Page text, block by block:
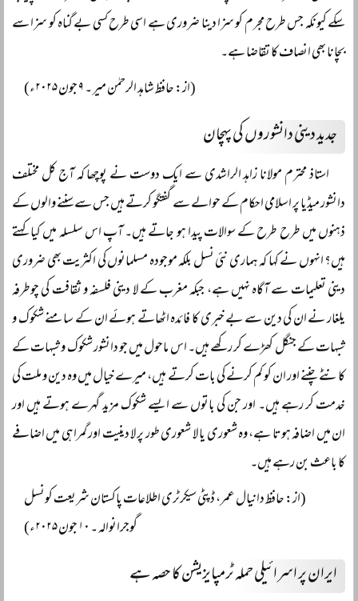
سکے کیونکہ جس طرح مجرم کو سزا دینا ضروری ہے اسی طرح کسی بے گناہ کو سزا سے
بچانا بھی انصاف کا تقاضا ہے۔
(از: حافظ شاہد الرحمٰن میر ۔ ۹ جون ۲۰۲۵ء)
جدید دینی دانشوروں کی پہچان
استاذ محترم مولانا زاہد الراشدی سے ایک دوست نے پوچھا کہ آج کل مختلف
دانشور میڈیا پر اسلامی احکام کے حوالے سے گفتگو کرتے ہیں جس سے سننے والوں کے
ذہنوں میں طرح طرح کے سوالات پیدا ہو جاتے ہیں۔ آپ اس سلسلہ میں کیا کہتے
ہیں؟ انہوں نے کہا کہ ہماری نئی نسل بلکہ موجودہ مسلمانوں کی اکثریت بھی ضروری
دینی تعلیمات سے آگاہ نہیں ہے، جبکہ مغرب کے لا دینی فلسفہ و ثقافت کی چوطرفہ
یلغار نے ان کی دین سے بے خبری کا فائدہ اٹھاتے ہوئے ان کے سامنے شکوک و
شبہات کے جنگل کھڑے کر رکھے ہیں۔ اس ماحول میں جو دانشور شکوک و شبہات کے
کانٹے چننے اور ان کو کم کرنے کی بات کرتے ہیں، میرے خیال میں وہ دین و ملت کی
خدمت کر رہے ہیں۔ اور جن کی باتوں سے ایسے شکوک مزید گہرے ہوتے ہیں اور
ان میں اضافہ ہوتا ہے، وہ شعوری یا لا شعوری طور پر لا دینیت اور گمراہی میں اضافے
کا باعث بن رہے ہیں۔
(از: حافظ دانیال عمر، ڈپٹی سیکرٹری اطلاعات پاکستان شریعت کونسل
گوجرانوالہ ۔ ۱۰ جون ۲۰۲۵ء)
ایران پر اسرائیلی حملہ ٹرمپایزیشن کا حصہ ہے